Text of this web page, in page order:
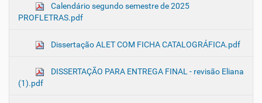
Calendário segundo semestre de 2025
PROFLETRAS.pdf
Dissertação ALET COM FICHA CATALOGRÁFICA.pdf
DISSERTAÇÃO PARA ENTREGA FINAL - revisão Eliana
(1).pdf